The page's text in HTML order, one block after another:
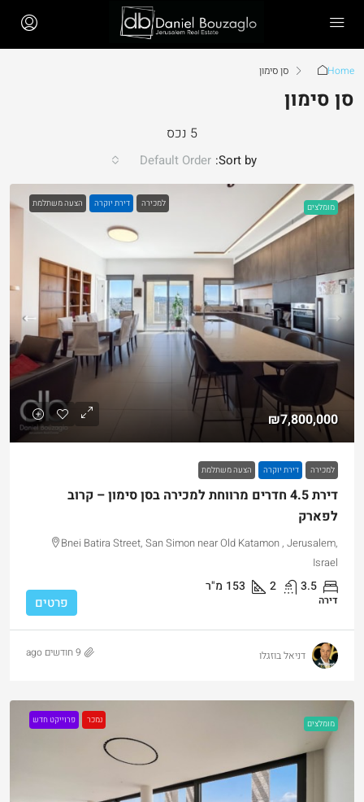
Home סן סימון
סן סימון
5 נכס
Sort by:
Default Order
מומלצים למכירה דירת יוקרה הצעה משתלמת
₪7,800,000
למכירה דירת יוקרה הצעה משתלמת
דירת 4.5 חדרים מרווחת למכירה בסן סימון – קרוב
לפארק
Bnei Batira Street, San Simon near Old Katamon , Jerusalem,
Israel
3.5
2
153 מ"ר
דירה פרטים
דניאל בוזגלו 9 חודשים ago
מומלצים נמכר פרוייקט חדש